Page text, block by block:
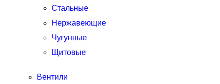
Стальные
Нержавеющие
Чугунные
Щитовые
Вентили